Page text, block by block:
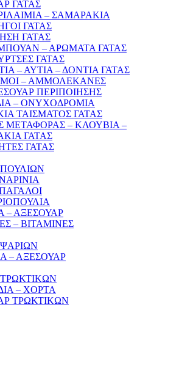
ΓΑΤΑΣ
– ΣΑΜΑΡΑΚΙΑ
ΓΑΤΑΣ
ΓΑΤΑΣ
– ΑΡΩΜΑΤΑ ΓΑΤΑΣ
ΓΑΤΑΣ
– ΑΥΤΙΑ – ΔΟΝΤΙΑ ΓΑΤΑΣ
– ΑΜΜΟΛΕΚΑΝΕΣ
ΠΕΡΙΠΟΙΗΣΗΣ
– ΟΝΥΧΟΔΡΟΜΙΑ
ΤΑΙΣΜΑΤΟΣ ΓΑΤΑΣ
ΜΕΤΑΦΟΡΑΣ – ΚΛΟΥΒΙΑ –
ΓΑΤΑΣ
ΓΑΤΑΣ
– ΑΞΕΣΟΥΑΡ
– ΒΙΤΑΜΙΝΕΣ
– ΑΞΕΣΟΥΑΡ
– ΧΟΡΤΑ
ΤΡΩΚΤΙΚΩΝ